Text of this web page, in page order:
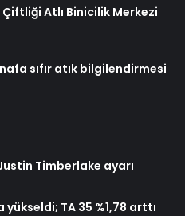
Atlı Binicilik Merkezi
sıfır atık bilgilendirmesi
Timberlake ayarı
TA 35 %1,78 arttı